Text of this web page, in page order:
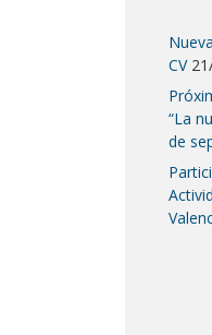
CV
“La
de